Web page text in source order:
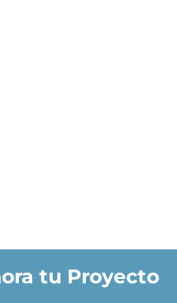
tu Proyecto